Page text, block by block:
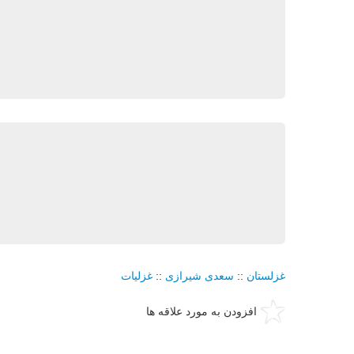
غزلستان :: سعدی شیرازی :: غزلیات
افزودن به مورد علاقه ها